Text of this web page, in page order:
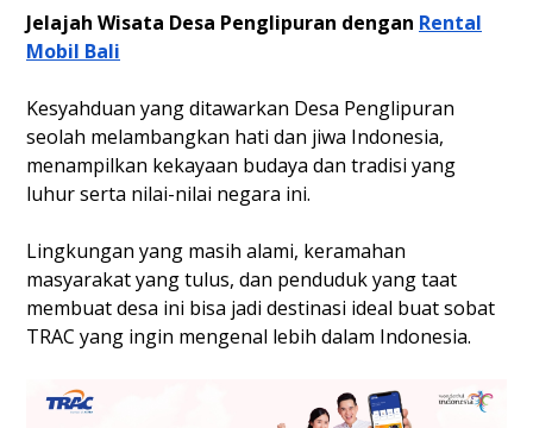
Jelajah Wisata Desa Penglipuran dengan Rental
Mobil Bali
Kesyahduan yang ditawarkan Desa Penglipuran
seolah melambangkan hati dan jiwa Indonesia,
menampilkan kekayaan budaya dan tradisi yang
luhur serta nilai-nilai negara ini.
Lingkungan yang masih alami, keramahan
masyarakat yang tulus, dan penduduk yang taat
membuat desa ini bisa jadi destinasi ideal buat sobat
TRAC yang ingin mengenal lebih dalam Indonesia.